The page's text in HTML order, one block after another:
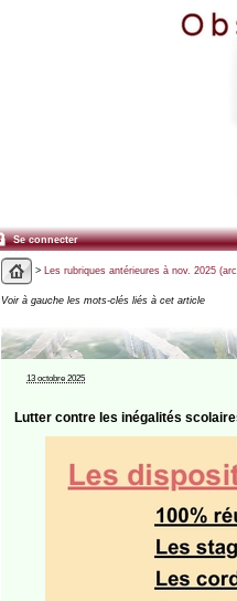
Se connecter
> Les rubriques antérieures à nov. 2025
Voir à gauche les mots-clés liés à cet article
13 octobre 2025
Lutter contre les inégalités